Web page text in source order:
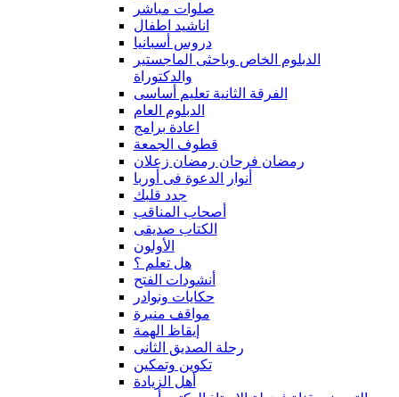
صلوات مباشر
اناشيد اطفال
دروس أسبانيا
الدبلوم الخاص وباحثى الماجستير
والدكتوراة
الفرقة الثانية تعليم أساسى
الدبلوم العام
اعادة برامج
قطوف الجمعة
رمضان فرحان رمضان زعلان
أنوار الدعوة فى أوربا
جدد قلبك
أصحاب المناقب
الكتاب صديقى
الأولون
هل تعلم ؟
أنشودات الفتح
حكايات ونوادر
مواقف منيرة
إيقاظ الهمة
رحلة الصديق الثانى
تكوين وتمكين
أهل الزيادة